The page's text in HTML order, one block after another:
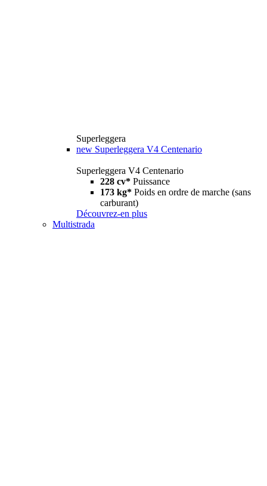
Superleggera
new Superleggera V4 Centenario
Superleggera V4 Centenario
228 cv* Puissance
173 kg* Poids en ordre de marche (sans
carburant)
Découvrez-en plus
Multistrada